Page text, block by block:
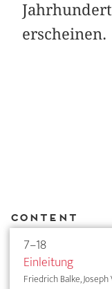
erscheinen.
Content
7–18
Einleitung
Friedrich Balke, Joseph